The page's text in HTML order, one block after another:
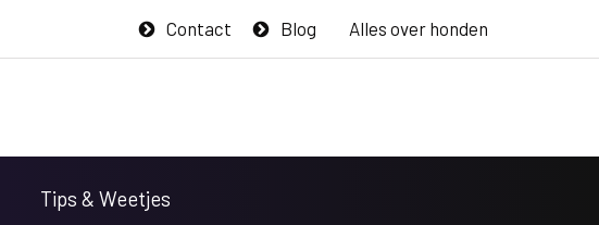
Blog
Contact Alles over honden
Tips & Weetjes